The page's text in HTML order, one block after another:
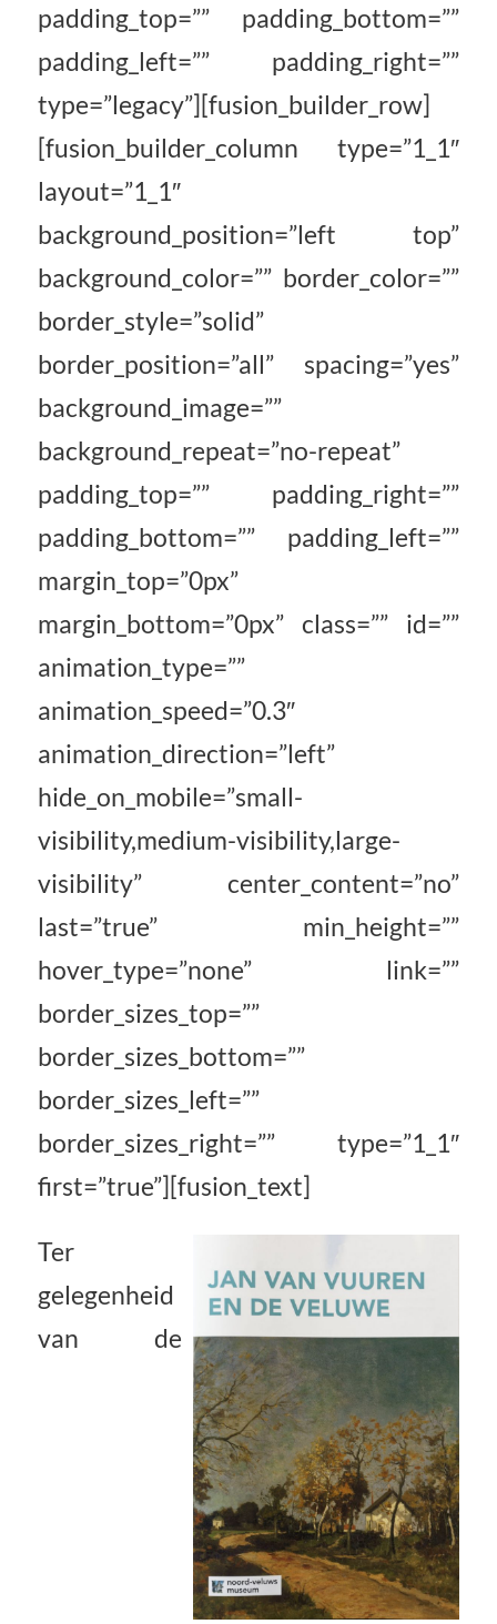
padding_top=”” padding_bottom=””
padding_left=”” padding_right=””
type=”legacy”][fusion_builder_row]
[fusion_builder_column type=”1_1″
layout=”1_1″
background_position=”left top”
background_color=”” border_color=””
border_style=”solid”
border_position=”all” spacing=”yes”
background_image=””
background_repeat=”no-repeat”
padding_top=”” padding_right=””
padding_bottom=”” padding_left=””
margin_top=”0px”
margin_bottom=”0px” class=”” id=””
animation_type=””
animation_speed=”0.3″
animation_direction=”left”
hide_on_mobile=”small-
visibility,medium-visibility,large-
visibility” center_content=”no”
last=”true” min_height=””
hover_type=”none” link=””
border_sizes_top=””
border_sizes_bottom=””
border_sizes_left=””
border_sizes_right=”” type=”1_1″
first=”true”][fusion_text]
Ter
gelegenheid
van de